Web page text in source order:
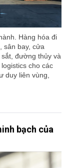
Hàng hóa đi
sân bay, cửa
đường thủy và
cho các
duy liên vùng,
bạch của